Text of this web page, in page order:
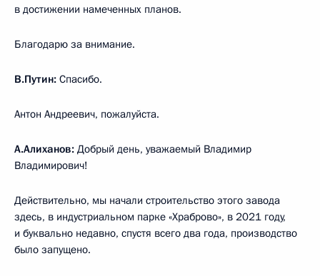
в достижении намеченных планов.
Благодарю за внимание.
В.Путин: Спасибо.
Антон Андреевич, пожалуйста.
А.Алиханов: Добрый день, уважаемый Владимир
Владимирович!
Действительно, мы начали строительство этого завода
здесь, в индустриальном парке «Храброво», в 2021 году,
и буквально недавно, спустя всего два года, производство
было запущено.